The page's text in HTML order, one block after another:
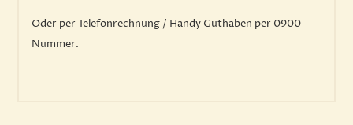
Oder per Telefonrechnung / Handy Guthaben per 0900
Nummer.